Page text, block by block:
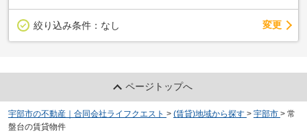
絞り込み条件： なし 変更
ページトップへ
宇部市の不動産｜合同会社ライフクエスト > (賃貸)地域から探す > 宇部市 > 常
盤台の賃貸物件